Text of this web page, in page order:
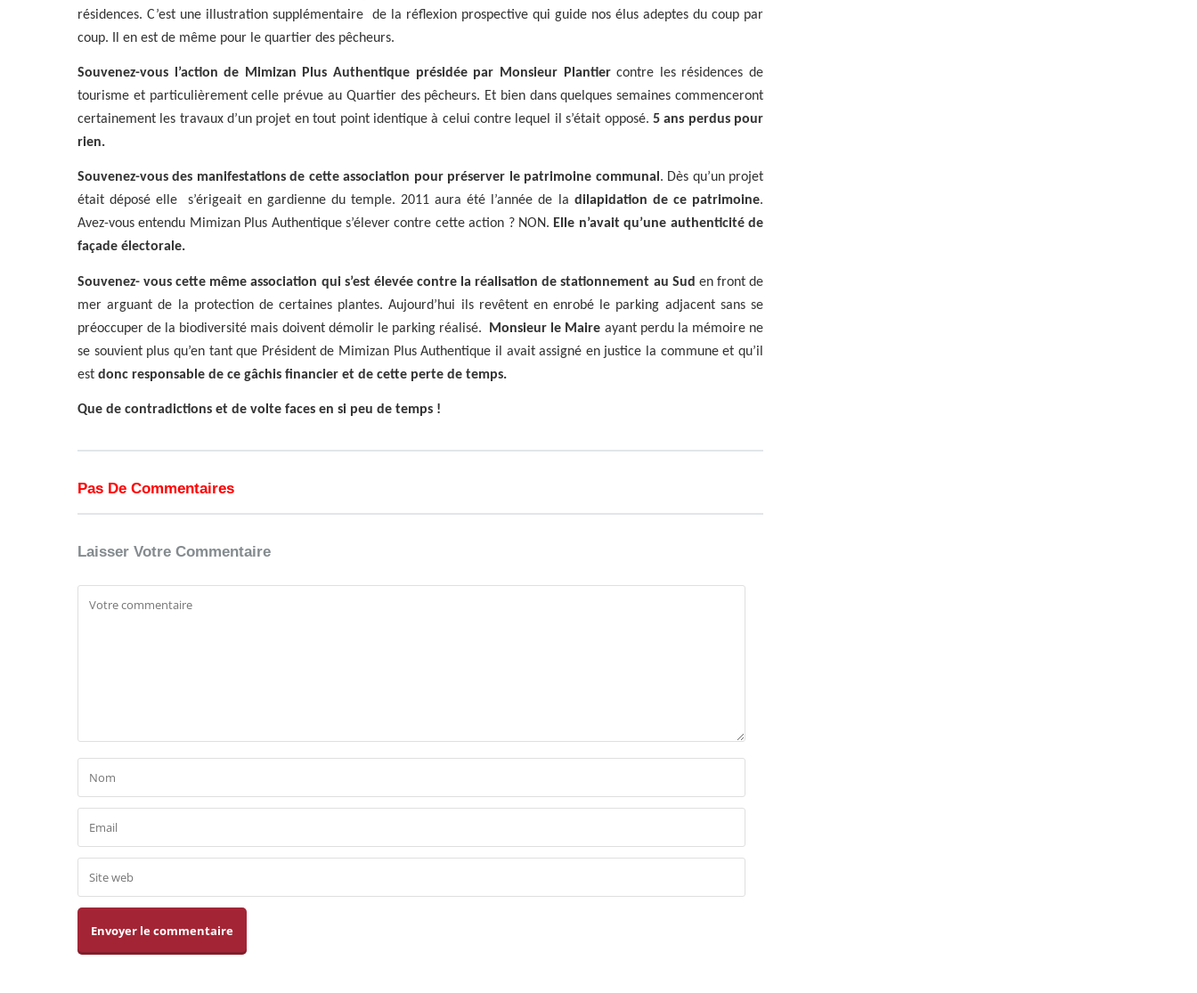
résidences. C’est une illustration supplémentaire
de la réflexion prospective qui guide nos élus adeptes du coup par
coup. Il en est de même pour le quartier des pêcheurs.
Souvenez-vous l’action de Mimizan Plus Authentique présidée par Monsieur Plantiercontre les résidences de
tourisme et particulièrement celle prévue au Quartier des pêcheurs. Et bien dans quelques semaines commenceront
certainement les travaux d’un projet en tout point identique à celui contre lequel il s’était opposé. 5 ans perdus pour
rien.
Souvenez-vous des manifestations de cette association pour préserver le patrimoine communal. Dès qu’un projet
était déposé elle
s’érigeait en gardienne du temple. 2011 aura été l’année de la dilapidation de ce patrimoine.
Avez-vous entendu Mimizan Plus Authentique s’élever contre cette action ? NON. Elle n’avait qu’une authenticité de
façade électorale.
Souvenez- vous cette même association qui s’est élevée contre la réalisation de stationnement au Sud en front de
mer arguant de la protection de certaines plantes. Aujourd’hui ils revêtent en enrobé le parking adjacent sans se
préoccuper de la biodiversité mais doivent démolir le parking réalisé.
Monsieur le Maire ayant perdu la mémoire ne
se souvient plus qu’en tant que Président de Mimizan Plus Authentique il avait assigné en justice la commune et qu’il
est donc responsable de ce gâchis financier et de cette perte de temps.
Que de contradictions et de volte faces en si peu de temps !
Pas De Commentaires
Laisser Votre Commentaire